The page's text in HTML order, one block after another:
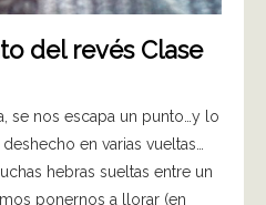
se nos escapa un punto…y lo
en varias vueltas…
hebras sueltas entre un
ponernos a llorar (en